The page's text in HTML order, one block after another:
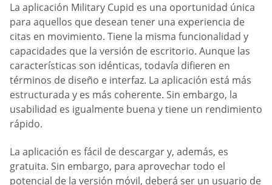
La aplicación Military Cupid es una oportunidad única
para aquellos que desean tener una experiencia de
citas en movimiento. Tiene la misma funcionalidad y
capacidades que la versión de escritorio. Aunque las
características son idénticas, todavía difieren en
términos de diseño e interfaz. La aplicación está más
estructurada y es más coherente. Sin embargo, la
usabilidad es igualmente buena y tiene un rendimiento
rápido.
La aplicación es fácil de descargar y, además, es
gratuita. Sin embargo, para aprovechar todo el
potencial de la versión móvil, deberá ser un usuario de